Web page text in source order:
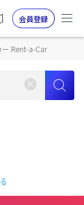
会員登録
Rent-a-Car